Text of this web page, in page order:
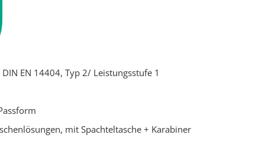
EN 14404, Typ 2/ Leistungsstufe 1
mit Spachteltasche + Karabiner